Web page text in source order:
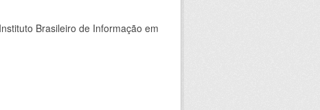
Brasileiro de Informação em